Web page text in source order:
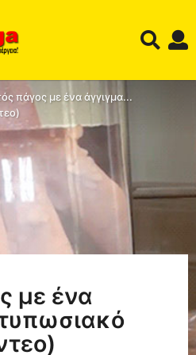
πάγος με ένα άγγιγμα...
με ένα